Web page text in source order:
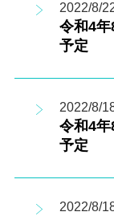
2022/8/
令和4
予定
2022/8/
令和4
予定
2022/8/